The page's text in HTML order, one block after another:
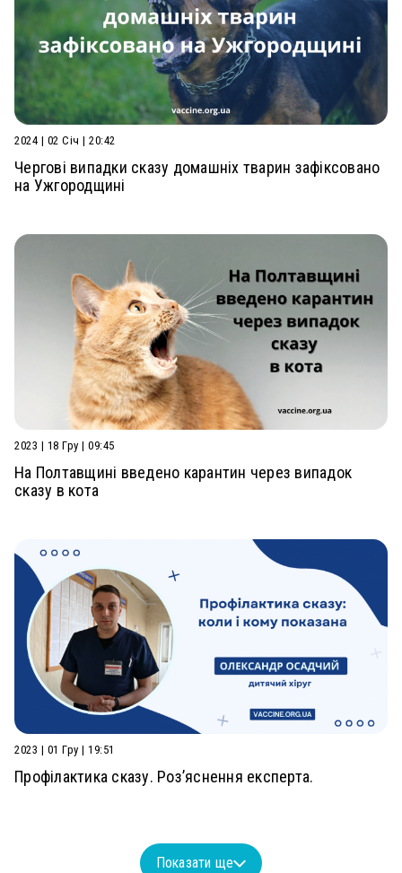
2024 | 02 Січ | 20:42
Чергові випадки сказу домашніх тварин зафіксовано
на Ужгородщині
2023 | 18 Гру | 09:45
На Полтавщині введено карантин через випадок
сказу в кота
2023 | 01 Гру | 19:51
Профілактика сказу. Роз’яснення експерта.
Показати ще